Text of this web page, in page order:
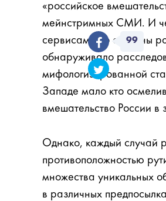
«российское
мейнстримных СМИ. И
сервисами со стороны
обнаруживало
мифологизированной
Западе мало кто
вмешательство России
Однако, каждый случай
противоположностью
множества уникальных
в различных
99